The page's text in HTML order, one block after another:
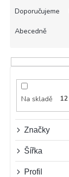
p
Doporučujeme
Abecedně
Na skladě 12
Značky
Šířka
Profil